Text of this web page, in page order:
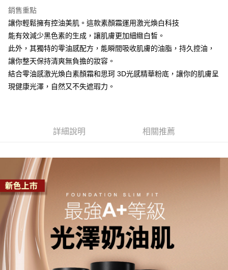
ATM付款
全家取貨付款
每筆NT$85，滿NT$499(含以上)免運費
付款後全家取貨
付款後7-11取貨
每筆NT$85，滿NT$499(含以上)免運費
宅配
每筆NT$85，滿NT$499(含以上)免運費
國家/地區配送
銷售重點
讓你輕鬆擁有控油美肌。這款素顏霜運用激光煥白科技
能有效減少黑色素的生成，讓肌膚更加細緻白皙。
此外，其獨特的零油感配方，能瞬間吸收肌膚的油脂，持久控油，
讓你整天保持清爽無負擔的妝容。
結合零油感激光煥白素顏霜和思珂 3D光感精華粉底，讓你的肌膚呈
現健康光澤，自然又不失遮瑕力。
詳細說明 相關推薦